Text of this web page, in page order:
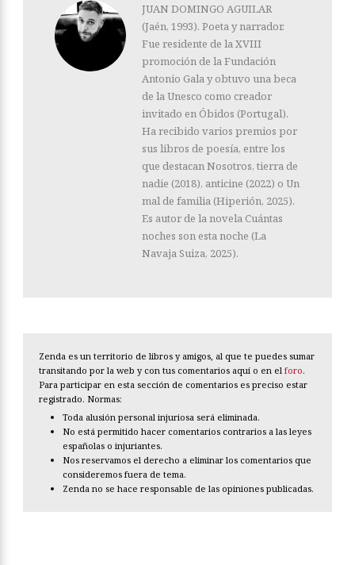
JUAN DOMINGO AGUILAR
(Jaén, 1993). Poeta y narrador.
Fue residente de la XVIII
promoción de la Fundación
Antonio Gala y obtuvo una beca
de la Unesco como creador
invitado en Óbidos (Portugal).
Ha recibido varios premios por
sus libros de poesía, entre los
que destacan Nosotros, tierra de
nadie (2018), anticine (2022) o Un
mal de familia (Hiperión, 2025).
Es autor de la novela Cuántas
noches son esta noche (La
Navaja Suiza, 2025).
Zenda es un territorio de libros y amigos, al que te puedes sumar
transitando por la web y con tus comentarios aquí o en el foro.
Para participar en esta sección de comentarios es preciso estar
registrado. Normas:
Toda alusión personal injuriosa será eliminada.
No está permitido hacer comentarios contrarios a las leyes
españolas o injuriantes.
Nos reservamos el derecho a eliminar los comentarios que
consideremos fuera de tema.
Zenda no se hace responsable de las opiniones publicadas.